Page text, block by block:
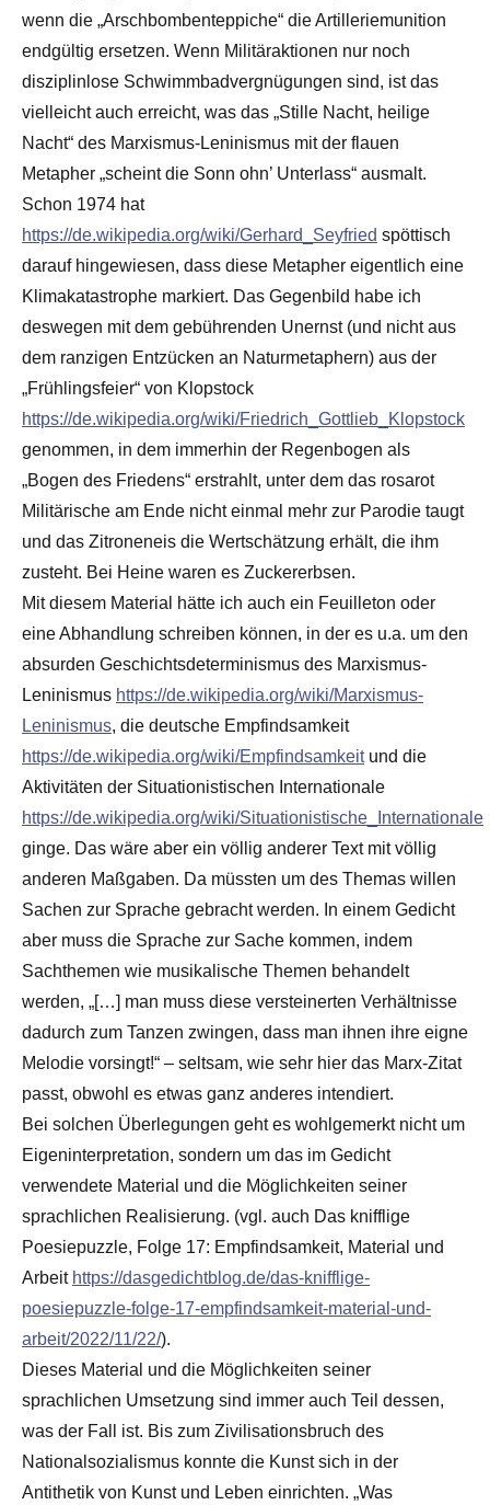
wenn die „Arschbombenteppiche“ die Artilleriemunition
endgültig ersetzen. Wenn Militäraktionen nur noch
disziplinlose Schwimmbadvergnügungen sind, ist das
vielleicht auch erreicht, was das „Stille Nacht, heilige
Nacht“ des Marxismus-Leninismus mit der flauen
Metapher „scheint die Sonn ohn’ Unterlass“ ausmalt.
Schon 1974 hat
https://de.wikipedia.org/wiki/Gerhard_Seyfried spöttisch
darauf hingewiesen, dass diese Metapher eigentlich eine
Klimakatastrophe markiert. Das Gegenbild habe ich
deswegen mit dem gebührenden Unernst (und nicht aus
dem ranzigen Entzücken an Naturmetaphern) aus der
„Frühlingsfeier“ von Klopstock
https://de.wikipedia.org/wiki/Friedrich_Gottlieb_Klopstock
genommen, in dem immerhin der Regenbogen als
„Bogen des Friedens“ erstrahlt, unter dem das rosarot
Militärische am Ende nicht einmal mehr zur Parodie taugt
und das Zitroneneis die Wertschätzung erhält, die ihm
zusteht. Bei Heine waren es Zuckererbsen.
Mit diesem Material hätte ich auch ein Feuilleton oder
eine Abhandlung schreiben können, in der es u.a. um den
absurden Geschichtsdeterminismus des Marxismus-
Leninismus https://de.wikipedia.org/wiki/Marxismus-
Leninismus, die deutsche Empfindsamkeit
https://de.wikipedia.org/wiki/Empfindsamkeitund die
Aktivitäten der Situationistischen Internationale
https://de.wikipedia.org/wiki/Situationistische_Internationale
ginge. Das wäre aber ein völlig anderer Text mit völlig
anderen Maßgaben. Da müssten um des Themas willen
Sachen zur Sprache gebracht werden. In einem Gedicht
aber muss die Sprache zur Sache kommen, indem
Sachthemen wie musikalische Themen behandelt
werden, „[…] man muss diese versteinerten Verhältnisse
dadurch zum Tanzen zwingen, dass man ihnen ihre eigne
Melodie vorsingt!“ – seltsam, wie sehr hier das Marx-Zitat
passt, obwohl es etwas ganz anderes intendiert.
Bei solchen Überlegungen geht es wohlgemerkt nicht um
Eigeninterpretation, sondern um das im Gedicht
verwendete Material und die Möglichkeiten seiner
sprachlichen Realisierung. (vgl. auch Das knifflige
Poesiepuzzle, Folge 17: Empfindsamkeit, Material und
Arbeit https://dasgedichtblog.de/das-knifflige-
poesiepuzzle-folge-17-empfindsamkeit-material-und-
arbeit/2022/11/22/).
Dieses Material und die Möglichkeiten seiner
sprachlichen Umsetzung sind immer auch Teil dessen,
was der Fall ist. Bis zum Zivilisationsbruch des
Nationalsozialismus konnte die Kunst sich in der
Antithetik von Kunst und Leben einrichten. „Was